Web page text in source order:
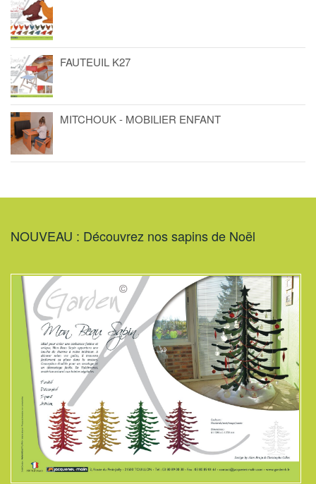
FAUTEUIL K27
MITCHOUK - MOBILIER ENFANT
NOUVEAU : Découvrez nos sapins de Noël